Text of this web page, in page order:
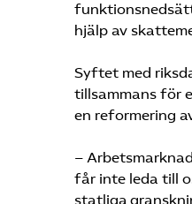
hjälp av
Syftet med
tillsammans för
en reformering
­­­­­­­­­­­­­­­­­­­–
får inte leda till
statliga